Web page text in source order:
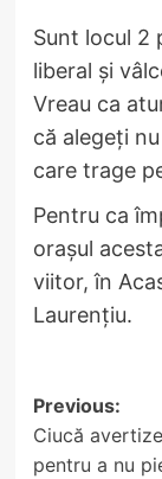
Sunt locul 2
liberal și
Vreau ca
că alegeți
care trage
Pentru ca
orașul
viitor, în
Laurențiu.
Post
Previous:
Ciucă
pentru a nu